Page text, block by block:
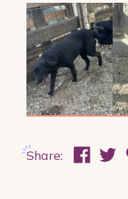
Share: